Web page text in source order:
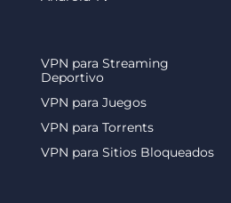
VPN para Streaming
Deportivo
VPN para Juegos
VPN para Torrents
VPN para Sitios Bloqueados